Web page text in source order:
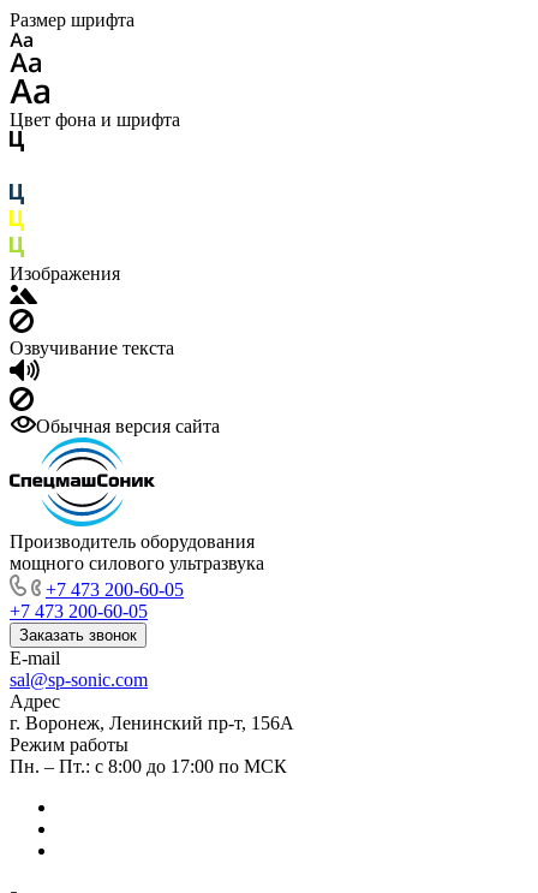
Размер шрифта
Цвет фона и шрифта
Изображения
Озвучивание текста
Обычная версия сайта
Производитель оборудования
мощного силового ультразвука
+7 473 200-60-05
+7 473 200-60-05
Заказать звонок
E-mail
sal@sp-sonic.com
Адрес
г. Воронеж, Ленинский пр-т, 156А
Режим работы
Пн. – Пт.: с 8:00 до 17:00 по МСК